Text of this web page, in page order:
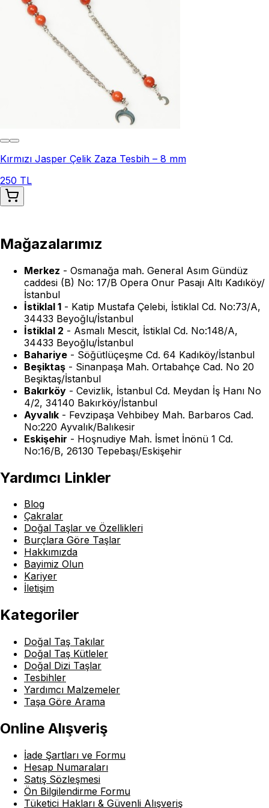
Kırmızı Jasper Çelik Zaza Tesbih – 8 mm
250 TL
Mağazalarımız
Merkez - Osmanağa mah. General Asım Gündüz
caddesi (B) No: 17/B Opera Onur Pasajı Altı Kadıköy/
İstanbul
İstiklal 1 - Katip Mustafa Çelebi, İstiklal Cd. No:73/A,
34433 Beyoğlu/İstanbul
İstiklal 2 - Asmalı Mescit, İstiklal Cd. No:148/A,
34433 Beyoğlu/İstanbul
Bahariye - Söğütlüçeşme Cd. 64 Kadıköy/İstanbul
Beşiktaş - Sinanpaşa Mah. Ortabahçe Cad. No 20
Beşiktaş/İstanbul
Bakırköy - Cevizlik, İstanbul Cd. Meydan İş Hanı No
4/2, 34140 Bakırköy/İstanbul
Ayvalık - Fevzipaşa Vehbibey Mah. Barbaros Cad.
No:220 Ayvalık/Balıkesir
Eskişehir - Hoşnudiye Mah. İsmet İnönü 1 Cd.
No:16/B, 26130 Tepebaşı/Eskişehir
Yardımcı Linkler
Blog
Çakralar
Doğal Taşlar ve Özellikleri
Burçlara Göre Taşlar
Hakkımızda
Bayimiz Olun
Kariyer
İletişim
Kategoriler
Doğal Taş Takılar
Doğal Taş Kütleler
Doğal Dizi Taşlar
Tesbihler
Yardımcı Malzemeler
Taşa Göre Arama
Online Alışveriş
İade Şartları ve Formu
Hesap Numaraları
Satış Sözleşmesi
Ön Bilgilendirme Formu
Tüketici Hakları & Güvenli Alışveriş